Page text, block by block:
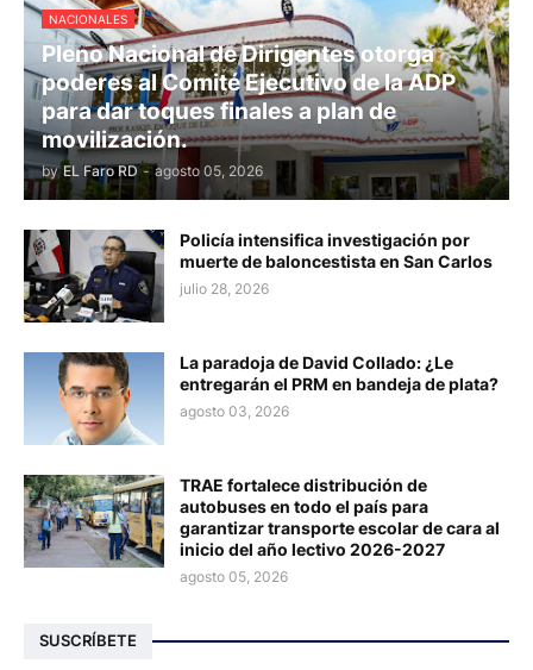
NACIONALES
Pleno Nacional de Dirigentes otorga
poderes al Comité Ejecutivo de la ADP
para dar toques finales a plan de
movilización.
by EL Faro RD - agosto 05, 2026
Policía intensifica investigación por
muerte de baloncestista en San Carlos
julio 28, 2026
La paradoja de David Collado: ¿Le
entregarán el PRM en bandeja de plata?
agosto 03, 2026
TRAE fortalece distribución de
autobuses en todo el país para
garantizar transporte escolar de cara al
inicio del año lectivo 2026-2027
agosto 05, 2026
SUSCRÍBETE